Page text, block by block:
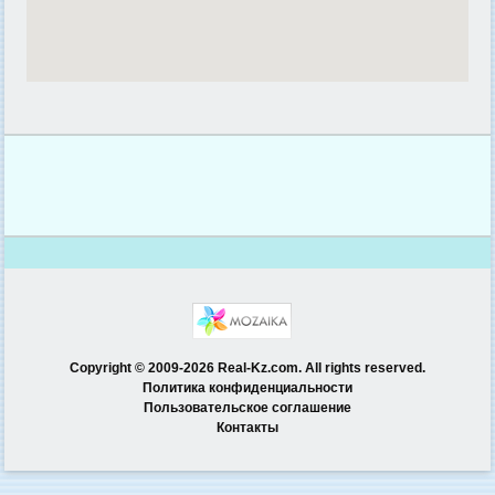
Copyright © 2009-2026 Real-Kz.com. All rights reserved.
Политика конфиденциальности
Пользовательское соглашение
Контакты